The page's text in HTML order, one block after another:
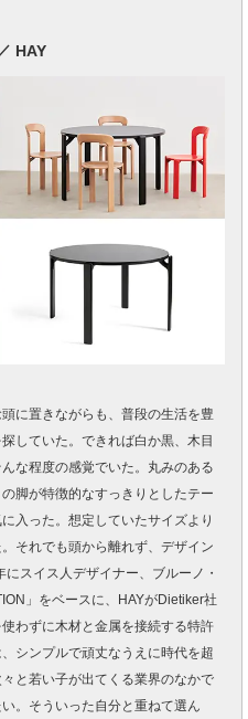
HAY
に置きながらも、普段の生活を豊
していた。できれば白か黒、木目
な程度の感覚でいた。丸みのある
脚が特徴的なすっきりとしたテー
入った。想定していたサイズより
それでも頭から離れず、デザイン
スイス人デザイナー、ブルーノ・
」をベースに、HAYがDietiker社
わずに木材と金属を接続する特許
シンプルで頑丈なうえに時代を超
と若い子が出てくる業界のなかで
。そういった自分と重ねて選ん